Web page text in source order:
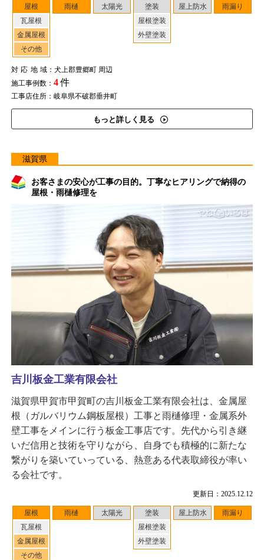
屋根
瓦屋根
金属屋根
その他
雨樋 太陽光
塗装
屋根塗装
外壁塗装
屋上防水 雨漏り
対応地域：犬上郡豊郷町 周辺
施工事例数： 4件
工事店住所：岐阜県不破郡垂井町
もっと詳しく見る
滋賀県
お客さまの安心が工事の目的。丁寧なヒアリングで納得の
屋根・雨樋修理を
更新日：2025.12.12
屋根
瓦屋根
金属屋根
その他
雨樋 太陽光
塗装
屋根塗装
外壁塗装
屋上防水 雨漏り
吉川板金工業有限会社
滋賀県甲賀市甲賀町の吉川板金工業有限会社は、金属屋
根（ガルバリウム鋼板屋根）工事と雨樋修理・金属系外
壁工事をメインに行う板金工事店です。先代から引き継
いだ信用と技術を守りながら、自身でも積極的に新たな
繋がりを築いていっている、熱意ある代表取締役が率い
る会社です。